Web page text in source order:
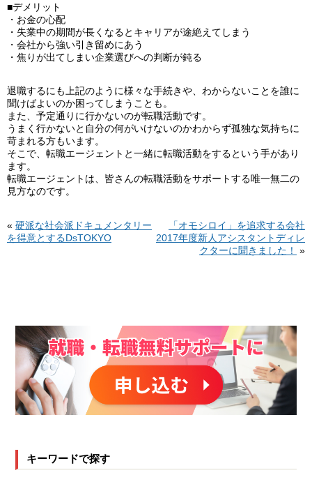
■デメリット
・お金の心配
・失業中の期間が長くなるとキャリアが途絶えてしまう
・会社から強い引き留めにあう
・焦りが出てしまい企業選びへの判断が鈍る
退職するにも上記のように様々な手続きや、わからないことを誰に
聞けばよいのか困ってしまうことも。
また、予定通りに行かないのが転職活動です。
うまく行かないと自分の何がいけないのかわからず孤独な気持ちに
苛まれる方もいます。
そこで、転職エージェントと一緒に転職活動をするという手があり
ます。
転職エージェントは、皆さんの転職活動をサポートする唯一無二の
見方なのです。
« 硬派な社会派ドキュメンタリー
を得意とするDsTOKYO
「オモシロイ」を追求する会社
2017年度新人アシスタントディレ
クターに聞きました！
»
キーワードで探す